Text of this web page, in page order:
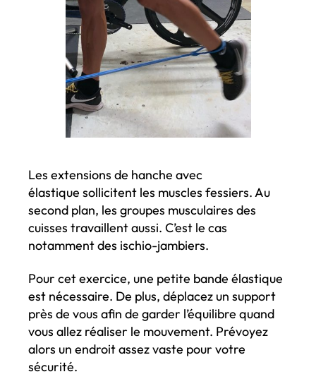
Les extensions de hanche avec
élastique sollicitent les muscles fessiers. Au
second plan, les groupes musculaires des
cuisses travaillent aussi. C’est le cas
notamment des ischio-jambiers.
Pour cet exercice, une petite bande élastique
est nécessaire. De plus, déplacez un support
près de vous afin de garder l’équilibre quand
vous allez réaliser le mouvement. Prévoyez
alors un endroit assez vaste pour votre
sécurité.